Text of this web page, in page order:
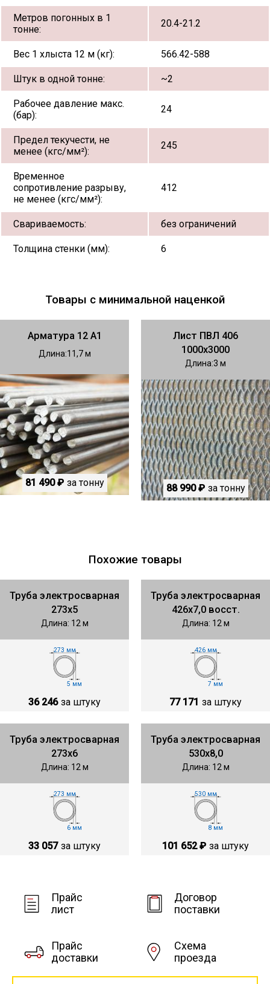
Метров погонных в 1
тонне:
20.4-21.2
Вес 1 хлыста 12 м (кг): 566.42-588
Штук в одной тонне: ~2
Рабочее давление макс.
(бар):
24
Предел текучести, не
менее (кгс/мм²):
245
Временное
сопротивление разрыву,
не менее (кгс/мм²):
412
Свариваемость: без ограничений
Толщина стенки (мм): 6
Товары с минимальной наценкой
Арматура 12 А1
Длина 11,7
81 490 ₽ за тонну
Лист ПВЛ 406
1000х3000
Длина 3
88 990 ₽ за тонну
Похожие товары
Труба электросварная
273х5
Длина: 12 м
273 мм
5 мм
36 246 за штуку
Труба электросварная
426х7,0 восст.
Длина: 12 м
426 мм
7 мм
77 171 за штуку
Труба электросварная
273х6
Длина: 12 м
273 мм
6 мм
33 057 за штуку
Труба электросварная
530х8,0
Длина: 12 м
530 мм
8 мм
101 652 ₽ за штуку
Прайс
лист
Договор
поставки
Прайс
доставки
Схема
проезда